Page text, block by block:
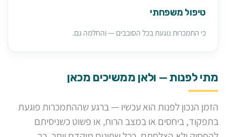
טיפול משפחתי
כי התמכרות נוגעת בכל הסובבים — והחלמה גם.
מתי לפנות — ולאן ממשיכים מכאן
הזמן הנכון לפנות הוא עכשיו — ברגע שההתמכרות פוגעת
בתפקוד, ביחסים או במצב הרוח, או פשוט כשניסיתם